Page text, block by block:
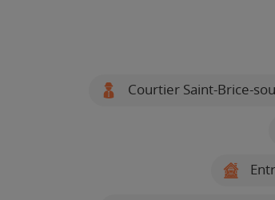
Courtier Saint-Brice-